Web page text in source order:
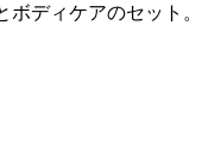
ディケアのセット